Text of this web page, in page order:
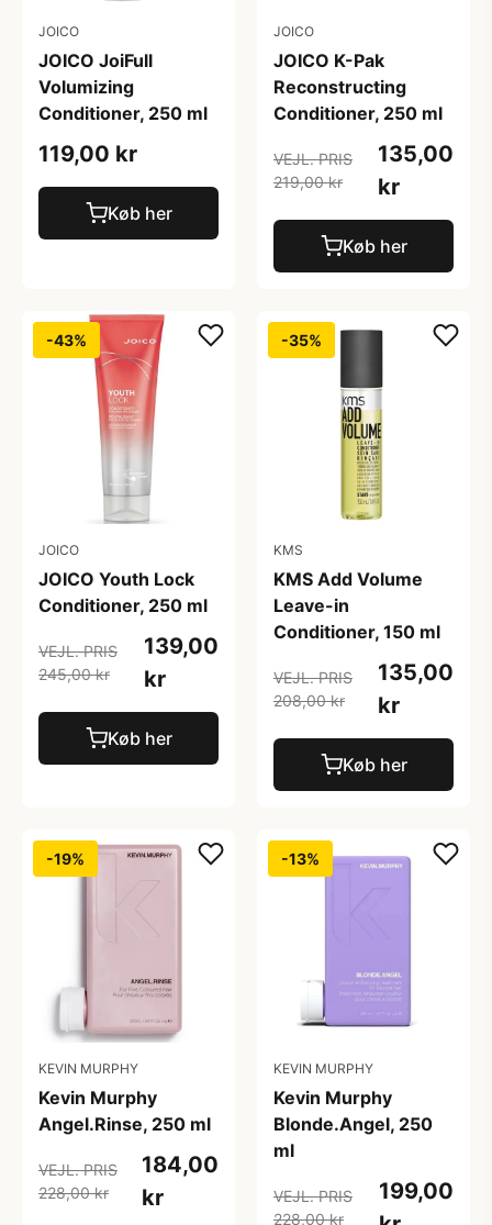
JOICO
JOICO JoiFull
Volumizing
Conditioner, 250 ml
119,00 kr
Køb her
JOICO
JOICO K-Pak
Reconstructing
Conditioner, 250 ml
VEJL. PRIS
219,00 kr
135,00
kr
Køb her
-43%
JOICO
JOICO Youth Lock
Conditioner, 250 ml
VEJL. PRIS
245,00 kr
139,00
kr
Køb her
-35%
KMS
KMS Add Volume
Leave-in
Conditioner, 150 ml
VEJL. PRIS
208,00 kr
135,00
kr
Køb her
-19%
KEVIN MURPHY
Kevin Murphy
Angel.Rinse, 250 ml
VEJL. PRIS
228,00 kr
184,00
kr
-13%
KEVIN MURPHY
Kevin Murphy
Blonde.Angel, 250
ml
VEJL. PRIS
228,00 kr
199,00